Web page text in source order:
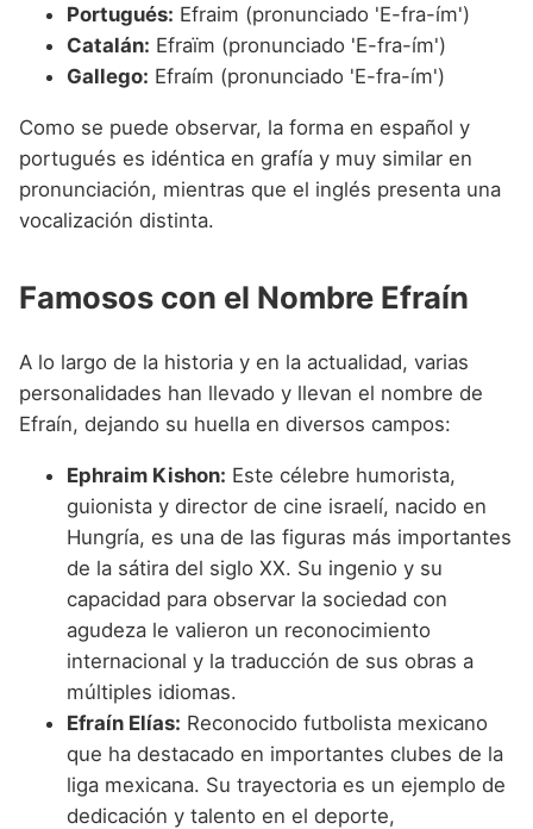
Portugués: Efraim (pronunciado 'E-fra-ím')
Catalán: Efraïm (pronunciado 'E-fra-ím')
Gallego: Efraím (pronunciado 'E-fra-ím')
Como se puede observar, la forma en español y
portugués es idéntica en grafía y muy similar en
pronunciación, mientras que el inglés presenta una
vocalización distinta.
Famosos con el Nombre Efraín
A lo largo de la historia y en la actualidad, varias
personalidades han llevado y llevan el nombre de
Efraín, dejando su huella en diversos campos:
Ephraim Kishon: Este célebre humorista,
guionista y director de cine israelí, nacido en
Hungría, es una de las figuras más importantes
de la sátira del siglo XX. Su ingenio y su
capacidad para observar la sociedad con
agudeza le valieron un reconocimiento
internacional y la traducción de sus obras a
múltiples idiomas.
Efraín Elías: Reconocido futbolista mexicano
que ha destacado en importantes clubes de la
liga mexicana. Su trayectoria es un ejemplo de
dedicación y talento en el deporte,